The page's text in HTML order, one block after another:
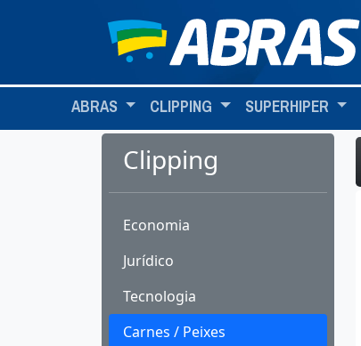
ABRAS CLIPPING SUPERHIPER
Clipping
Economia
Jurídico
Tecnologia
Carnes / Peixes